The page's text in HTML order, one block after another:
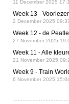
11 December 2025
Week 13 -
2 December 2025
Week 12 - de
27 November 2025
Week 11 - Alle
21 November 2025
Week 9 - Train
6 November 2025